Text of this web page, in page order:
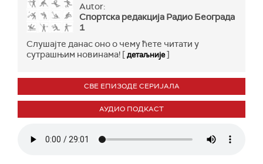
Autor:
Спортска редакција Радио Београда
1
Слушајте данас оно о чему ћете читати у
сутрашњим новинама! [детаљније]
СВЕ ЕПИЗОДЕ СЕРИЈАЛА
АУДИО ПОДКАСТ